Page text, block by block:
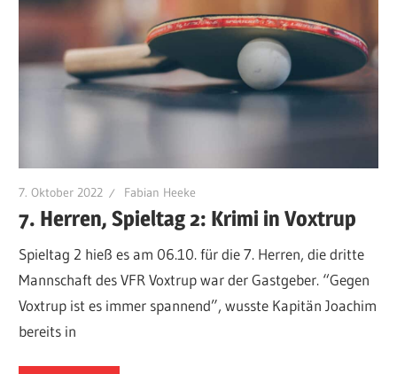
7. Oktober 2022 Fabian Heeke
7. Herren, Spieltag 2: Krimi in Voxtrup
Spieltag 2 hieß es am 06.10. für die 7. Herren, die dritte
Mannschaft des VFR Voxtrup war der Gastgeber. “Gegen
Voxtrup ist es immer spannend”, wusste Kapitän Joachim
bereits in